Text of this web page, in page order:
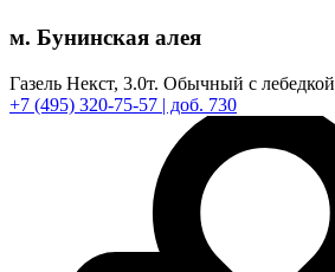
м. Бунинская алея
Газель Некст, 3.0т. Обычный с лебедкой
+7 (495) 320-75-57 | доб. 730